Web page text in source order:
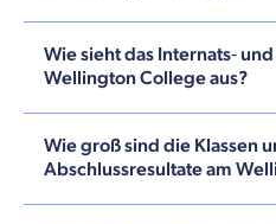
Wie sieht das Internats‑
Wellington College aus?
Wie groß sind die Klassen
Abschlussresultate am